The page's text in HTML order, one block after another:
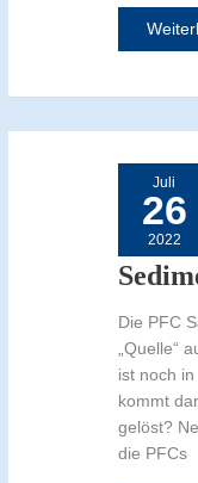
Juli
26
2022
Die PFC
„Quelle“
ist noch
kommt
gelöst?
die PFCs
sich
im
an